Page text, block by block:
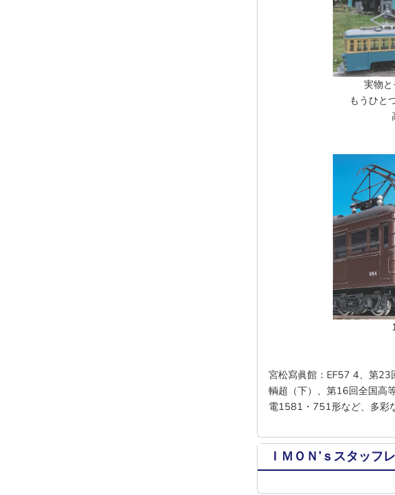
実物
もうひと
宮松寫眞館：EF57 4、第
輌超（下）、第16回全国高
電1581・751形など、多彩
ＩＭＯＮ’ｓスタッフ